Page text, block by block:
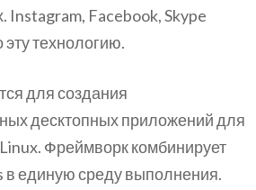
Facebook, Skype
эту технологию.
для создания
десктопных приложений для
Фреймворк комбинирует
в единую среду выполнения.